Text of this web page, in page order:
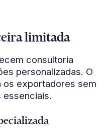
limitada
consultoria
personalizadas. O
exportadores sem